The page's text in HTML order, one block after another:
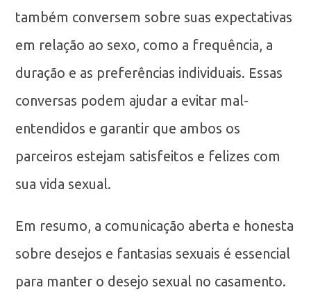
também conversem sobre suas expectativas
em relação ao sexo, como a frequência, a
duração e as preferências individuais. Essas
conversas podem ajudar a evitar mal-
entendidos e garantir que ambos os
parceiros estejam satisfeitos e felizes com
sua vida sexual.
Em resumo, a comunicação aberta e honesta
sobre desejos e fantasias sexuais é essencial
para manter o desejo sexual no casamento.